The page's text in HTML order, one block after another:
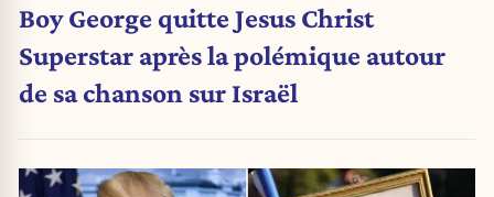
Boy George quitte Jesus Christ
Superstar après la polémique autour
de sa chanson sur Israël